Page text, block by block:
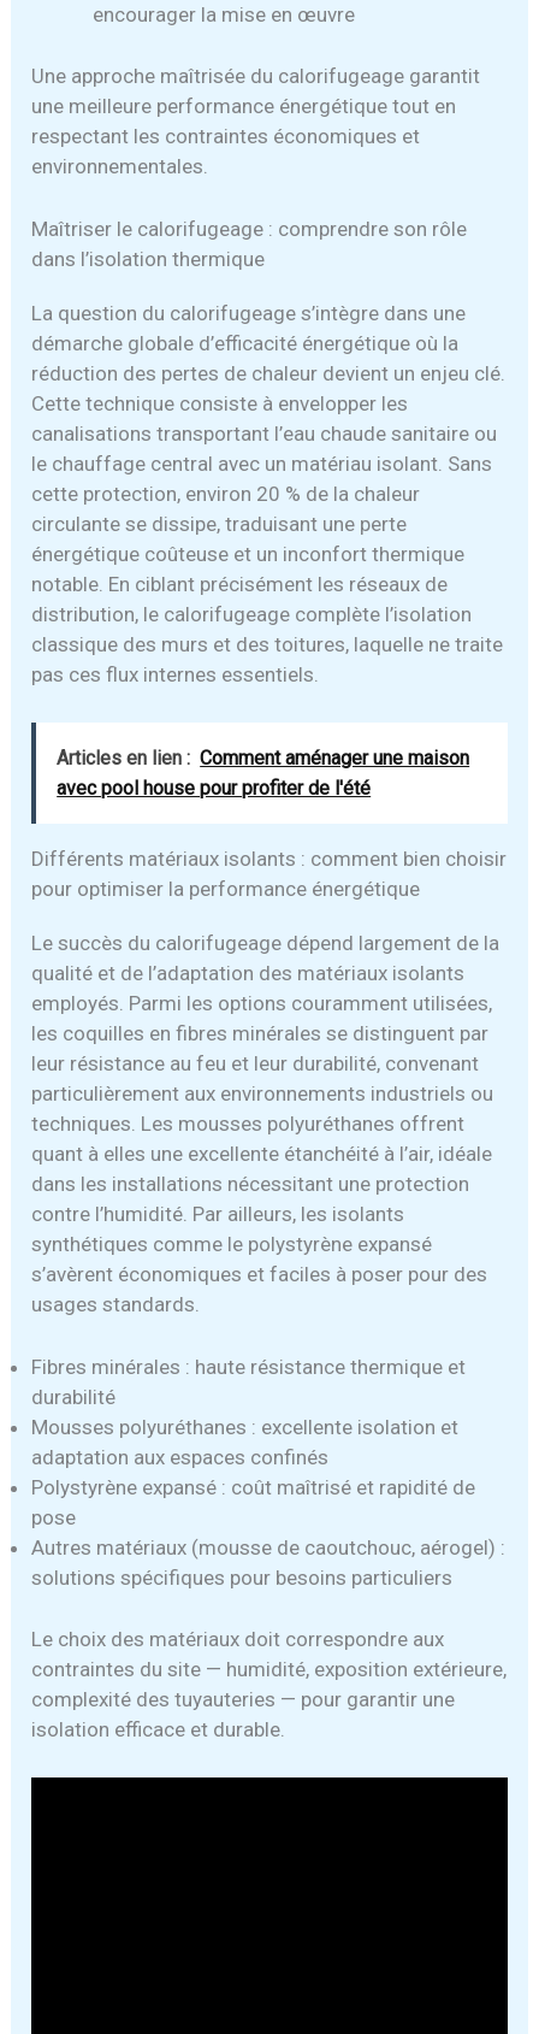
encourager la mise en œuvre
Une approche maîtrisée du calorifugeage garantit
une meilleure performance énergétique tout en
respectant les contraintes économiques et
environnementales.
Maîtriser le calorifugeage : comprendre son rôle
dans l’isolation thermique
La question du calorifugeage s’intègre dans une
démarche globale d’efficacité énergétique où la
réduction des pertes de chaleur devient un enjeu clé.
Cette technique consiste à envelopper les
canalisations transportant l’eau chaude sanitaire ou
le chauffage central avec un matériau isolant. Sans
cette protection, environ 20 % de la chaleur
circulante se dissipe, traduisant une perte
énergétique coûteuse et un inconfort thermique
notable. En ciblant précisément les réseaux de
distribution, le calorifugeage complète l’isolation
classique des murs et des toitures, laquelle ne traite
pas ces flux internes essentiels.
Articles en lien : Comment aménager une maison
avec pool house pour profiter de l'été
Différents matériaux isolants : comment bien choisir
pour optimiser la performance énergétique
Le succès du calorifugeage dépend largement de la
qualité et de l’adaptation des matériaux isolants
employés. Parmi les options couramment utilisées,
les coquilles en fibres minérales se distinguent par
leur résistance au feu et leur durabilité, convenant
particulièrement aux environnements industriels ou
techniques. Les mousses polyuréthanes offrent
quant à elles une excellente étanchéité à l’air, idéale
dans les installations nécessitant une protection
contre l’humidité. Par ailleurs, les isolants
synthétiques comme le polystyrène expansé
s’avèrent économiques et faciles à poser pour des
usages standards.
Fibres minérales : haute résistance thermique et
durabilité
Mousses polyuréthanes : excellente isolation et
adaptation aux espaces confinés
Polystyrène expansé : coût maîtrisé et rapidité de
pose
Autres matériaux (mousse de caoutchouc, aérogel) :
solutions spécifiques pour besoins particuliers
Le choix des matériaux doit correspondre aux
contraintes du site — humidité, exposition extérieure,
complexité des tuyauteries — pour garantir une
isolation efficace et durable.